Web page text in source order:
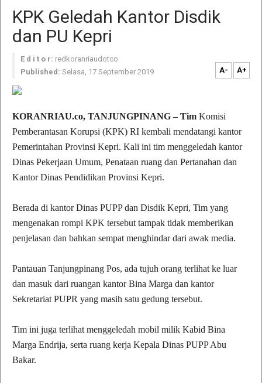
KPK Geledah Kantor Disdik
dan PU Kepri
E d i t o r: redkoranriaudotco
Published: Selasa, 17 September 2019 A- A+
KORANRIAU.co, TANJUNGPINANG – Tim Komisi
Pemberantasan Korupsi (KPK) RI kembali mendatangi kantor
Pemerintahan Provinsi Kepri. Kali ini tim menggeledah kantor
Dinas Pekerjaan Umum, Penataan ruang dan Pertanahan dan
Kantor Dinas Pendidikan Provinsi Kepri.
Berada di kantor Dinas PUPP dan Disdik Kepri, Tim yang
mengenakan rompi KPK tersebut tampak tidak memberikan
penjelasan dan bahkan sempat menghindar dari awak media.
Pantauan Tanjungpinang Pos, ada tujuh orang terlihat ke luar
dan masuk dari ruangan kantor Bina Marga dan kantor
Sekretariat PUPR yang masih satu gedung tersebut.
Tim ini juga terlihat menggeledah mobil milik Kabid Bina
Marga Endrija, serta ruang kerja Kepala Dinas PUPP Abu
Bakar.